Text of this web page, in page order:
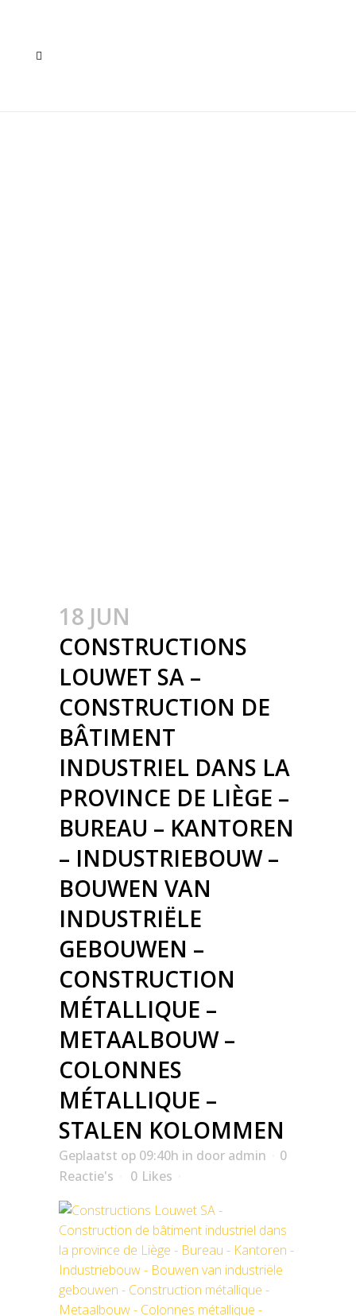
18 JUN
CONSTRUCTIONS
LOUWET SA –
CONSTRUCTION DE
BÂTIMENT
INDUSTRIEL DANS LA
PROVINCE DE LIÈGE –
BUREAU – KANTOREN
– INDUSTRIEBOUW –
BOUWEN VAN
INDUSTRIËLE
GEBOUWEN –
CONSTRUCTION
MÉTALLIQUE –
METAALBOUW –
COLONNES
MÉTALLIQUE –
STALEN KOLOMMEN
Geplaatst op 09:40h in door admin
0
Reactie's
0 Likes